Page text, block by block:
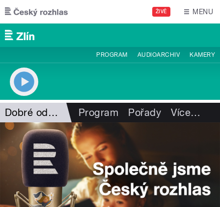
Přejít k hlavnímu obsahu
ŽIVĚ MENU
PROGRAM AUDIOARCHIV KAMERY
Dobré odpoledne s ČRo Zlín Program Pořady Více…